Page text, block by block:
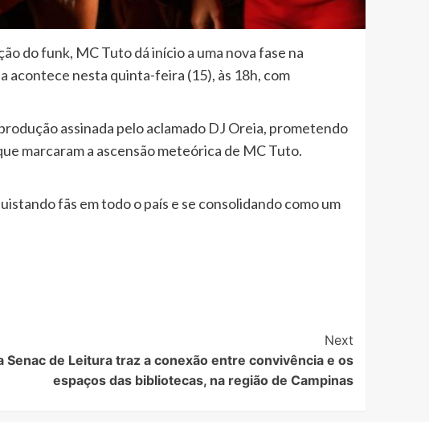
do funk, MC Tuto dá início a uma nova fase na
acontece nesta quinta-feira (15), às 18h, com
assinada pelo aclamado DJ Oreia, prometendo
marcaram a ascensão meteórica de MC Tuto.
fãs em todo o país e se consolidando como um
Next
Senac de Leitura traz a conexão entre convivência e os
espaços das bibliotecas, na região de Campinas